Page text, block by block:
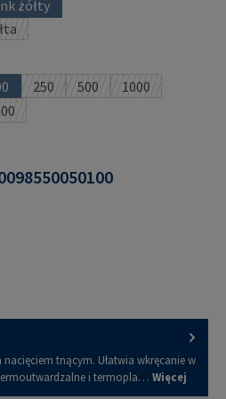
żółty
jest obecnie niedostępna.)
obecnie niedostępna.)
niedostępna.)
jest obecnie niedostępna.)
opcja jest obecnie niedostępna.)
250(Ta opcja jest obecnie
500(Ta opcja jest obecnie
1000(Ta opcja jest
obecnie niedostępna.)
opcja jest obecnie niedostępna.)
nacięciem tnącym. Ułatwia wkręcanie w
i termopla… Więcej